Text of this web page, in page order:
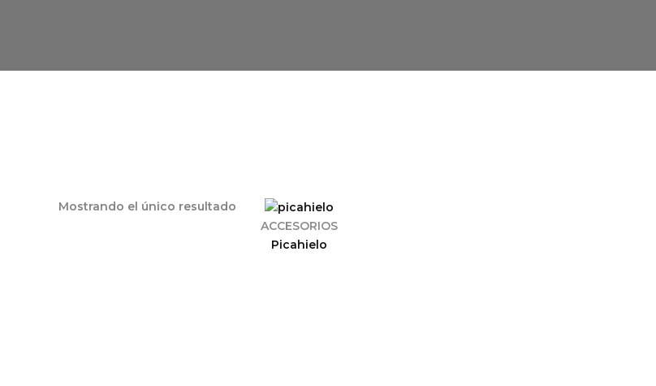
Mostrando el único resultado
ACCESORIOS
Picahielo